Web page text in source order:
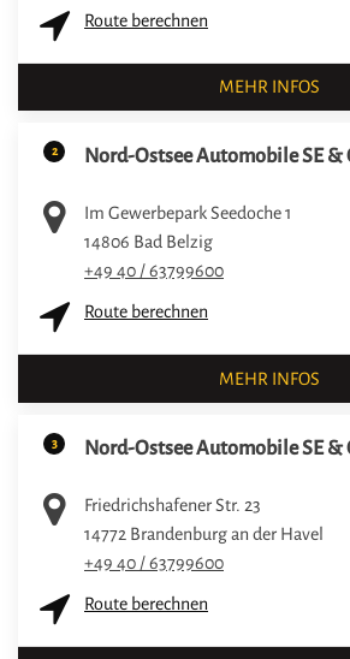
Route berechnen
MEHR INFOS
2 Nord-Ostsee Automobile SE &
Im Gewerbepark Seedoche 1
14806 Bad Belzig
+49 40 / 63799600
Route berechnen
MEHR INFOS
3 Nord-Ostsee Automobile SE &
Friedrichshafener Str. 23
14772 Brandenburg an der Havel
+49 40 / 63799600
Route berechnen